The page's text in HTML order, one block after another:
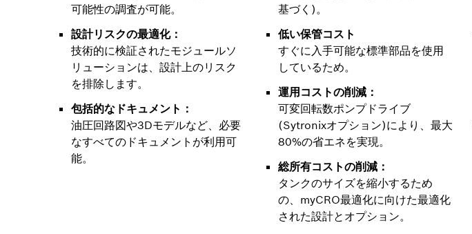
可能性の調査が可能。
設計リスクの最適化：
技術的に検証されたモジュールソ
リューションは、設計上のリスク
を排除します。
包括的なドキュメント：
油圧回路図や3Dモデルなど、必要
なすべてのドキュメントが利用可
能。
基づく)。
低い保管コスト
すぐに入手可能な標準部品を使用
しているため。
運用コストの削減：
可変回転数ポンプドライブ
(Sytronixオプション)により、最大
80%の省エネを実現。
総所有コストの削減：
タンクのサイズを縮小するため
の、myCRO最適化に向けた最適化
された設計とオプション。